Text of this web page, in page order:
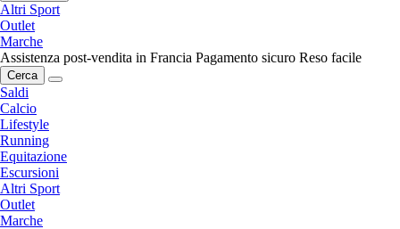
Altri Sport
Outlet
Marche
Assistenza post-vendita in Francia Pagamento sicuro Reso facile
Cerca
Saldi
Calcio
Lifestyle
Running
Equitazione
Escursioni
Altri Sport
Outlet
Marche